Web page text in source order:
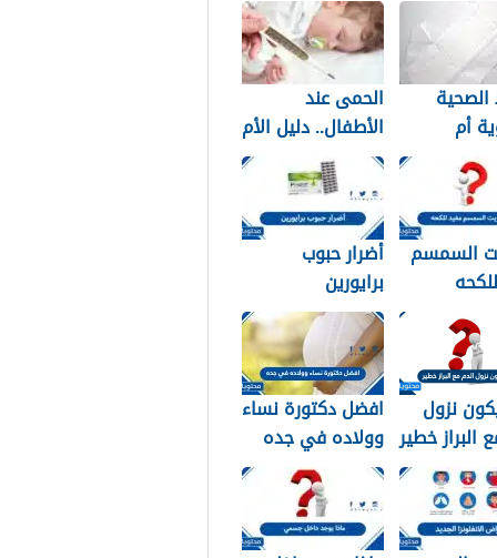
أم
دليلك
النوع
لبشرتك
الحمى عند
الأطفال.. دليل الأم
للتعامل الآمن في
المنزل
السمسم
أضرار حبوب
برايورين
نزول
البراز خطير
افضل دكتورة نساء
وولاده في جده
2026